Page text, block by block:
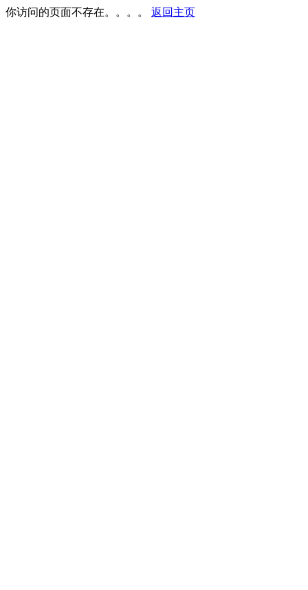
你访问的页面不存在。。。。 返回主页